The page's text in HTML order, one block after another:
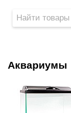
Аквариумы